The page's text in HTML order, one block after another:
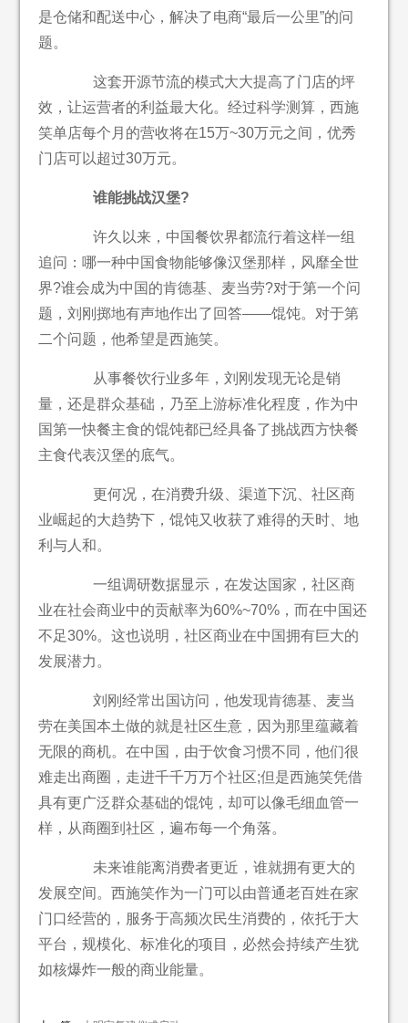
是仓储和配送中心，解决了电商“最后一公里”的问
题。
这套开源节流的模式大大提高了门店的坪
效，让运营者的利益最大化。经过科学测算，西施
笑单店每个月的营收将在15万~30万元之间，优秀
门店可以超过30万元。
谁能挑战汉堡?
许久以来，中国餐饮界都流行着这样一组
追问：哪一种中国食物能够像汉堡那样，风靡全世
界?谁会成为中国的肯德基、麦当劳?对于第一个问
题，刘刚掷地有声地作出了回答——馄饨。对于第
二个问题，他希望是西施笑。
从事餐饮行业多年，刘刚发现无论是销
量，还是群众基础，乃至上游标准化程度，作为中
国第一快餐主食的馄饨都已经具备了挑战西方快餐
主食代表汉堡的底气。
更何况，在消费升级、渠道下沉、社区商
业崛起的大趋势下，馄饨又收获了难得的天时、地
利与人和。
一组调研数据显示，在发达国家，社区商
业在社会商业中的贡献率为60%~70%，而在中国还
不足30%。这也说明，社区商业在中国拥有巨大的
发展潜力。
刘刚经常出国访问，他发现肯德基、麦当
劳在美国本土做的就是社区生意，因为那里蕴藏着
无限的商机。在中国，由于饮食习惯不同，他们很
难走出商圈，走进千千万万个社区;但是西施笑凭借
具有更广泛群众基础的馄饨，却可以像毛细血管一
样，从商圈到社区，遍布每一个角落。
未来谁能离消费者更近，谁就拥有更大的
发展空间。西施笑作为一门可以由普通老百姓在家
门口经营的，服务于高频次民生消费的，依托于大
平台，规模化、标准化的项目，必然会持续产生犹
如核爆炸一般的商业能量。